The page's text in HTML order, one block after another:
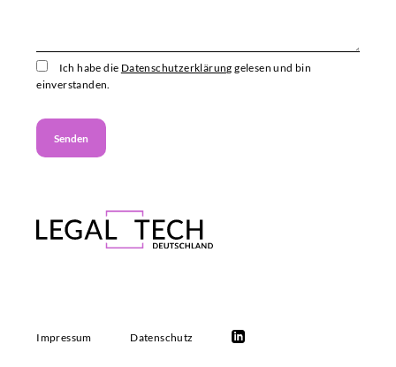
Impressum Datenschutz
Ich habe die Datenschutzerklärung gelesen und bin
einverstanden.